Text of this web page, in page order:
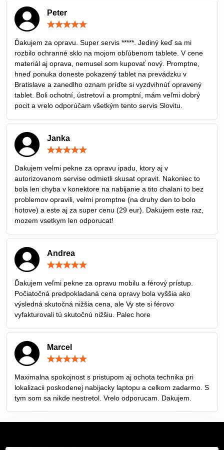
Peter
5
Ďakujem za opravu. Super servis *****. Jediný keď sa mi
rozbilo ochranné sklo na mojom obľúbenom tablete. V cene
materiál aj oprava, nemusel som kupovať nový. Promptne,
hneď ponuka doneste pokazený tablet na prevádzku v
Bratislave a zanedlho oznam príďte si vyzdvihnúť opravený
tablet. Boli ochotní, ústretoví a promptní, mám veľmi dobrý
pocit a vrelo odporúčam všetkým tento servis Slovitu.
Janka
5
Dakujem velmi pekne za opravu ipadu, ktory aj v
autorizovanom servise odmietli skusat opravit. Nakoniec to
bola len chyba v konektore na nabijanie a tito chalani to bez
problemov opravili, velmi promptne (na druhy den to bolo
hotove) a este aj za super cenu (29 eur). Dakujem este raz,
mozem vsetkym len odporucat!
Andrea
5
Ďakujem veľmi pekne za opravu mobilu a férový prístup.
Počiatočná predpokladaná cena opravy bola vyššia ako
výsledná skutočná nižšia cena, ale Vy ste si férovo
vyfakturovali tú skutočnú nižšiu. Palec hore
Marcel
5
Maximalna spokojnost s pristupom aj ochota technika pri
lokalizacii poskodenej nabijacky laptopu a celkom zadarmo. S
tym som sa nikde nestretol. Vrelo odporucam. Dakujem.